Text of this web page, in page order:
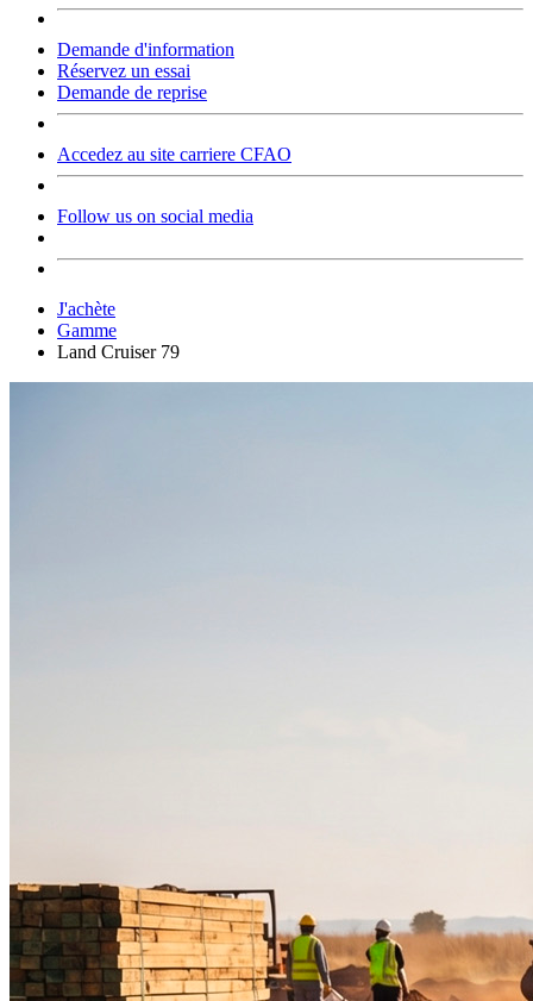
Demande d'information
Réservez un essai
Demande de reprise
Accedez au site carriere CFAO
Follow us on social media
J'achète
Gamme
Land Cruiser 79